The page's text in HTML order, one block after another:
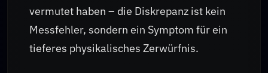
vermutet haben – die Diskrepanz ist kein
Messfehler, sondern ein Symptom für ein
tieferes physikalisches Zerwürfnis.